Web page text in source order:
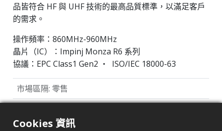
品皆符合 HF 與 UHF 技術的最高品質標準，以滿足客戶
的需求。
操作頻率：860MHz-960MHz
晶片（IC）：Impinj Monza R6 系列
協議：EPC Class1 Gen2 ‧ ISO/IEC 18000-63
市場區隔: 零售
Cookies 資訊